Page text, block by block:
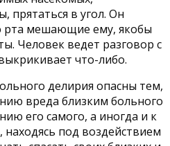
прятаться в угол. Он
рта мешающие ему, якобы
Человек ведет разговор с
что-либо.
делирия опасны тем,
вреда близким больного
его самого, а иногда и к
под воздействием